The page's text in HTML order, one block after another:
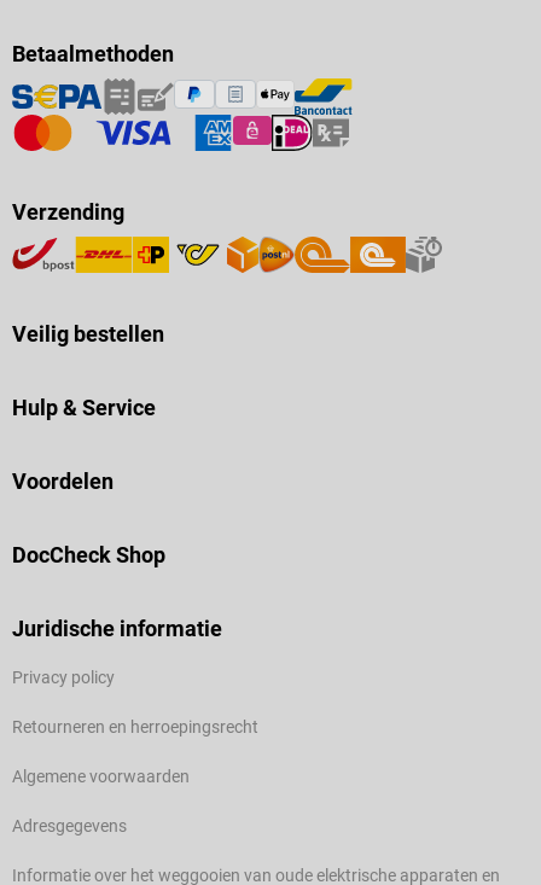
Betaalmethoden
Verzending
Veilig bestellen
Hulp & Service
Voordelen
DocCheck Shop
Juridische informatie
Privacy policy
Retourneren en herroepingsrecht
Algemene voorwaarden
Adresgegevens
Informatie over het weggooien van oude elektrische apparaten en